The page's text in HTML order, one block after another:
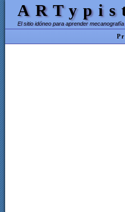
El sitio idóneo para aprender